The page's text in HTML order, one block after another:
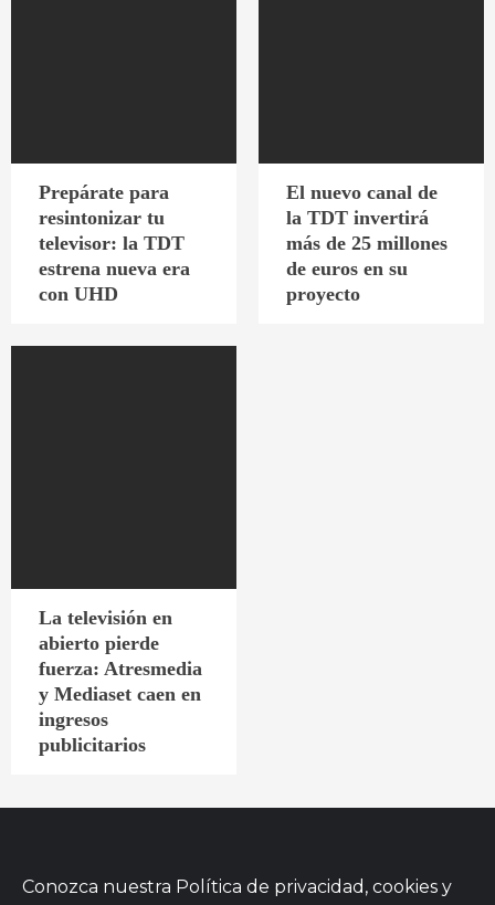
Prepárate para
resintonizar tu
televisor: la TDT
estrena nueva era
con UHD
El nuevo canal de
la TDT invertirá
más de 25 millones
de euros en su
proyecto
La televisión en
abierto pierde
fuerza: Atresmedia
y Mediaset caen en
ingresos
publicitarios
Conozca nuestra Política de privacidad, cookies y